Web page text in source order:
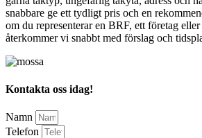
snabbare ge ett tydligt pris och en
om du representerar en BRF, ett företag
återkommer vi snabbt med förslag och
Kontakta oss idag!
Namn
Telefon